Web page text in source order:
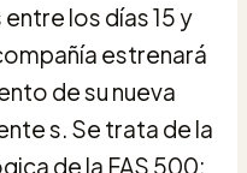
los días 15 y
estrenará
de su nueva
s. Se trata de la
de la FAS 500: